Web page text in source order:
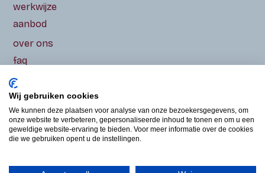
werkwijze
aanbod
over ons
faq
contact
Overige informatie
Wij gebruiken cookies
We kunnen deze plaatsen voor analyse van onze bezoekersgegevens, om
onze website te verbeteren, gepersonaliseerde inhoud te tonen en om u een
geweldige website-ervaring te bieden. Voor meer informatie over de cookies
die we gebruiken opent u de instellingen.